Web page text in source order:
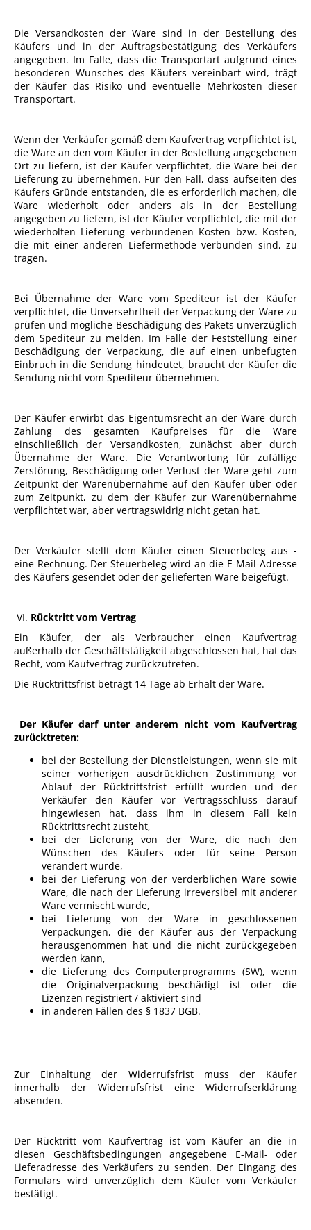
Die Versandkosten der Ware sind in der Bestellung des
Käufers und in der Auftragsbestätigung des Verkäufers
angegeben. Im Falle, dass die Transportart aufgrund eines
besonderen Wunsches des Käufers vereinbart wird, trägt
der Käufer das Risiko und eventuelle Mehrkosten dieser
Transportart.
Wenn der Verkäufer gemäß dem Kaufvertrag verpflichtet ist,
die Ware an den vom Käufer in der Bestellung angegebenen
Ort zu liefern, ist der Käufer verpflichtet, die Ware bei der
Lieferung zu übernehmen. Für den Fall, dass aufseiten des
Käufers Gründe entstanden, die es erforderlich machen, die
Ware wiederholt oder anders als in der Bestellung
angegeben zu liefern, ist der Käufer verpflichtet, die mit der
wiederholten Lieferung verbundenen Kosten bzw. Kosten,
die mit einer anderen Liefermethode verbunden sind, zu
tragen.
Bei Übernahme der Ware vom Spediteur ist der Käufer
verpflichtet, die Unversehrtheit der Verpackung der Ware zu
prüfen und mögliche Beschädigung des Pakets unverzüglich
dem Spediteur zu melden. Im Falle der Feststellung einer
Beschädigung der Verpackung, die auf einen unbefugten
Einbruch in die Sendung hindeutet, braucht der Käufer die
Sendung nicht vom Spediteur übernehmen.
Der Käufer erwirbt das Eigentumsrecht an der Ware durch
Zahlung des gesamten Kaufpreises für die Ware
einschließlich der Versandkosten, zunächst aber durch
Übernahme der Ware. Die Verantwortung für zufällige
Zerstörung, Beschädigung oder Verlust der Ware geht zum
Zeitpunkt der Warenübernahme auf den Käufer über oder
zum Zeitpunkt, zu dem der Käufer zur Warenübernahme
verpflichtet war, aber vertragswidrig nicht getan hat.
Der Verkäufer stellt dem Käufer einen Steuerbeleg aus -
eine Rechnung. Der Steuerbeleg wird an die E-Mail-Adresse
des Käufers gesendet oder der gelieferten Ware beigefügt.
VI. Rücktritt vom Vertrag
Ein Käufer, der als Verbraucher einen Kaufvertrag
außerhalb der Geschäftstätigkeit abgeschlossen hat, hat das
Recht, vom Kaufvertrag zurückzutreten.
Die Rücktrittsfrist beträgt 14 Tage ab Erhalt der Ware.
Der Käufer darf unter anderem nicht vom Kaufvertrag
zurücktreten:
bei der Bestellung der Dienstleistungen, wenn sie mit
seiner vorherigen ausdrücklichen Zustimmung vor
Ablauf der Rücktrittsfrist erfüllt wurden und der
Verkäufer den Käufer vor Vertragsschluss darauf
hingewiesen hat, dass ihm in diesem Fall kein
Rücktrittsrecht zusteht,
bei der Lieferung von der Ware, die nach den
Wünschen des Käufers oder für seine Person
verändert wurde,
bei der Lieferung von der verderblichen Ware sowie
Ware, die nach der Lieferung irreversibel mit anderer
Ware vermischt wurde,
bei Lieferung von der Ware in geschlossenen
Verpackungen, die der Käufer aus der Verpackung
herausgenommen hat und die nicht zurückgegeben
werden kann,
die Lieferung des Computerprogramms (SW), wenn
die Originalverpackung beschädigt ist oder die
Lizenzen registriert / aktiviert sind
in anderen Fällen des § 1837 BGB.
Zur Einhaltung der Widerrufsfrist muss der Käufer
innerhalb der Widerrufsfrist eine Widerrufserklärung
absenden.
Der Rücktritt vom Kaufvertrag ist vom Käufer an die in
diesen Geschäftsbedingungen angegebene E-Mail- oder
Lieferadresse des Verkäufers zu senden. Der Eingang des
Formulars wird unverzüglich dem Käufer vom Verkäufer
bestätigt.